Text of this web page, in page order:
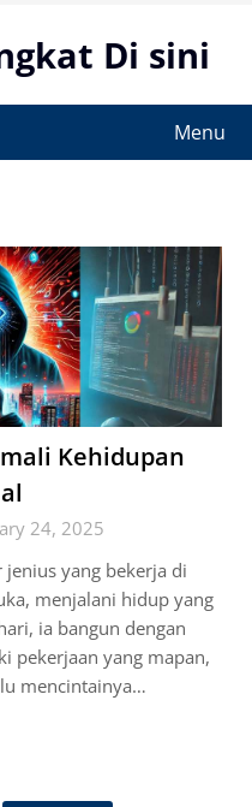
Di sini
Menu
Kehidupan
24, 2025
yang bekerja di
menjalani hidup yang
ia bangun dengan
pekerjaan yang mapan,
mencintainya…